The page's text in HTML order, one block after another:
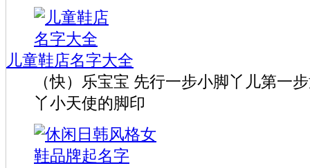
儿童鞋店名字大全
（快）乐宝宝 先行一步小脚丫儿第一
丫小天使的脚印